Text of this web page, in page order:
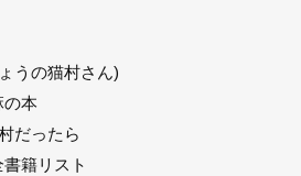
うの猫村さん)
の本
だったら
籍リスト